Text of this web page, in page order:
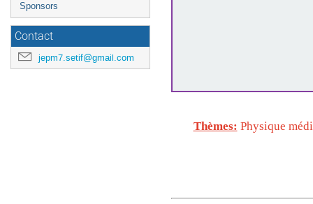
Sponsors
Contact
jepm7.setif@gmail.com
Thèmes: Physique